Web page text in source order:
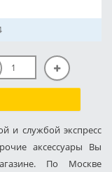
и службой экспресс
аксессуары Вы
По Москве